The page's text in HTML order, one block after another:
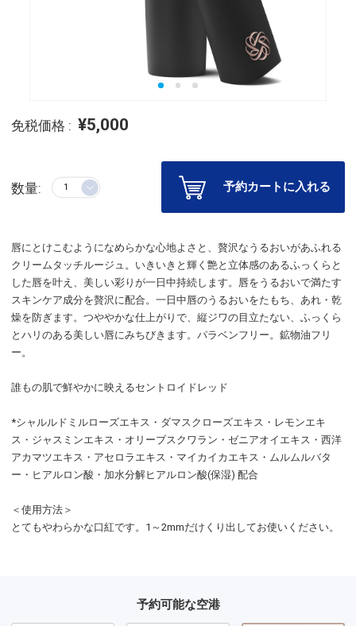
免税価格 : ¥5,000
数量: 予約カートに入れる
唇にとけこむようになめらかな心地よさと、贅沢なうるおいがあふれる
クリームタッチルージュ。いきいきと輝く艶と立体感のあるふっくらと
した唇を叶え、美しい彩りが一日中持続します。唇をうるおいで満たす
スキンケア成分を贅沢に配合。一日中唇のうるおいをたもち、あれ・乾
燥を防ぎます。つややかな仕上がりで、縦ジワの目立たない、ふっくら
とハリのある美しい唇にみちびきます。パラベンフリー。鉱物油フリ
ー。
誰もの肌で鮮やかに映えるセントロイドレッド
*シャルルドミルローズエキス・ダマスクローズエキス・レモンエキ
ス・ジャスミンエキス・オリーブスクワラン・ゼニアオイエキス・西洋
アカマツエキス・アセロラエキス・マイカイカエキス・ムルムルバタ
ー・ヒアルロン酸・加水分解ヒアルロン酸(保湿) 配合
＜使用方法＞
とてもやわらかな口紅です。1～2mmだけくり出してお使いください。
予約可能な空港